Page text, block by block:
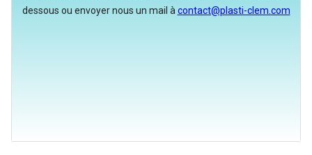
dessous ou envoyer nous un mail à contact@plasti-clem.com